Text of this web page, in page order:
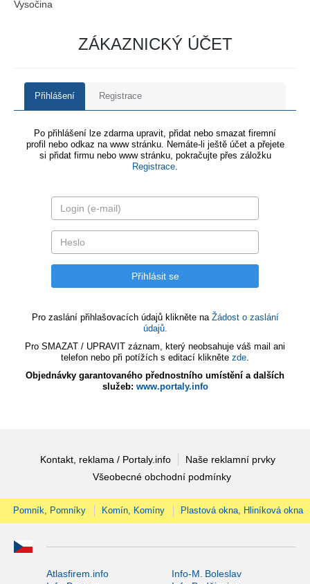
Vysočina
ZÁKAZNICKÝ ÚČET
Přihlášení Registrace
Po přihlášení lze zdarma upravit, přidat nebo smazat firemní
profil nebo odkaz na www stránku. Nemáte-li ještě účet a přejete
si přidat firmu nebo www stránku, pokračujte přes záložku
Registrace.
Pro zaslání přihlašovacích údajů klikněte na Žádost o zaslání
údajů.
Pro SMAZAT / UPRAVIT záznam, který neobsahuje váš mail ani
telefon nebo při potížích s editací klikněte zde.
Objednávky garantovaného přednostního umístění a dalších
služeb: www.portaly.info
Kontakt, reklama / Portaly.info
Naše reklamní prvky
Všeobecné obchodní podmínky
Pomník, Pomníky Komín, Komíny Plastová okna, Hliníková okna
Atlasfirem.info
Info-M. Boleslav